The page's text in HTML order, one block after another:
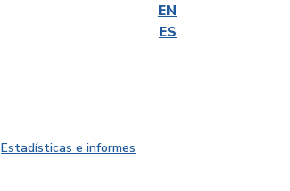
EN
ES
Estadísticas e informes